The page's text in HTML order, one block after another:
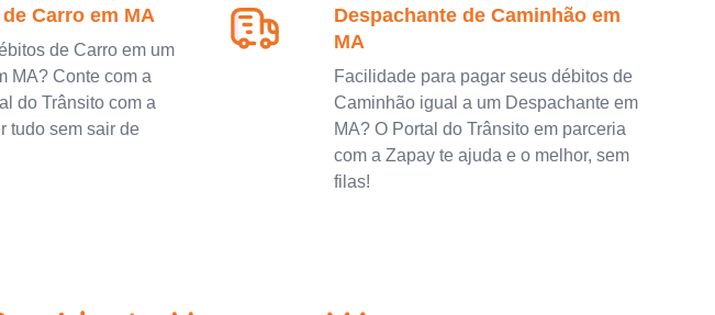
Carro em MA
de Carro em um
MA? Conte com a
do Trânsito com a
tudo sem sair de
Despachante de Caminhão em
MA
Facilidade para pagar seus débitos de
Caminhão igual a um Despachante em
MA? O Portal do Trânsito em parceria
com a Zapay te ajuda e o melhor, sem
filas!